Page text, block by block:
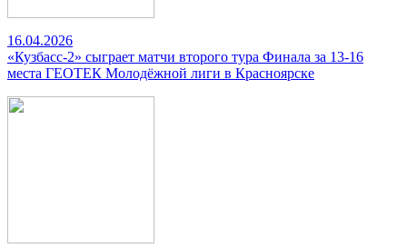
16.04.2026
«Кузбасс-2» сыграет матчи второго тура Финала за 13-16
места ГЕОТЕК Молодёжной лиги в Красноярске